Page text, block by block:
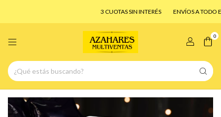
3 CUOTAS SIN INTERÉS ENVÍOS A TODO EL PAÍS!
0